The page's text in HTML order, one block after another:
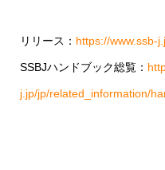
リリース： https://www.ssb-
SSBJハンドブック総覧：
j.jp/jp/related_information/